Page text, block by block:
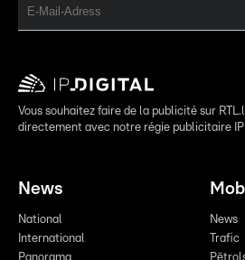
Vous souhaitez faire de la publicité sur
directement avec notre régie publicitaire
News
National
International
Panorama
News
Trafic